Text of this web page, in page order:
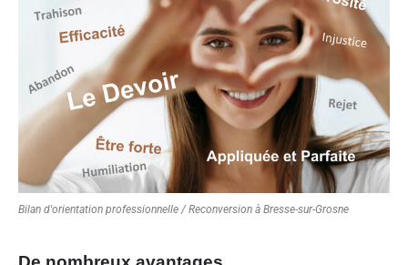
Bilan d'orientation professionnelle / Reconversion à Bresse-sur-Grosne